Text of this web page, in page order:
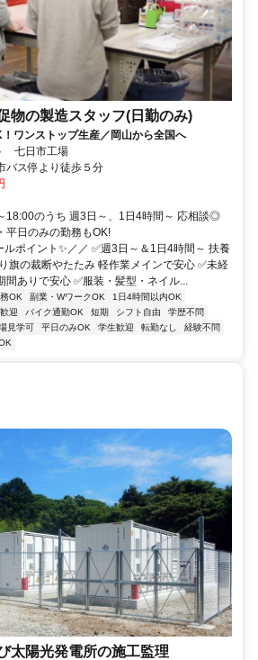
物の製造スタッフ(日勤のみ)
ワンストップ生産／岡山から全国へ
七日市工場
バス停より徒歩５分
18:00のうち 週3日～、1日4時間～ 応相談◎
平日のみの勤務もOK!
ルポイント✨／／ ✅週3日～＆1日4時間～ 扶養
旗の裁断やたたみ 軽作業メインで安心 ✅未経
間ありで安心 ✅服装・髪型・ネイル...
OK 副業・WワークOK
1日4時間以内OK
迎 バイク通勤OK 短期 シフト自由
学歴不問
見学可 平日のみOK 学生歓迎 転勤なし
経験不問
太陽光発電所の施工監理